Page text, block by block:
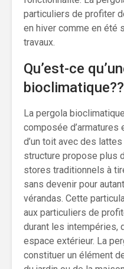
particuliers de profiter
en hiver comme en été
travaux.
Qu’est-ce
bioclimatique??
La pergola
composée d’armatures
d’un toit avec des
structure propose plus
stores traditionnels à
sans devenir pour
vérandas. Cette
aux particuliers de
durant les intempéries,
espace extérieur. La
constituer un élément